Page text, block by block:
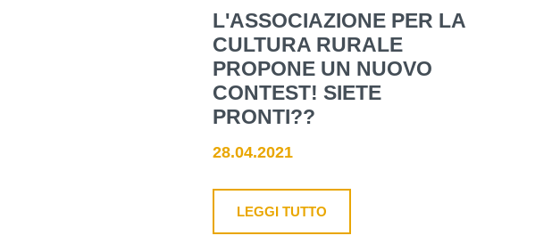
L'ASSOCIAZIONE PER LA
CULTURA RURALE
PROPONE UN NUOVO
CONTEST! SIETE
PRONTI??
28.04.2021
LEGGI TUTTO